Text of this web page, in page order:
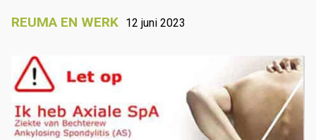
REUMA EN WERK 12 juni 2023